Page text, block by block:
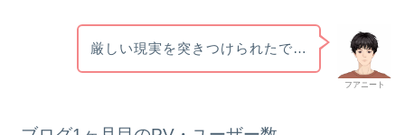
フアニート
厳しい現実を突きつけられたで…